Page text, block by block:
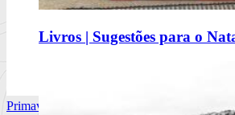
Livros | Sugestões para o
Comerás flores, de
A mecânica da manipulação
Primavera Sound Porto, dia 2.